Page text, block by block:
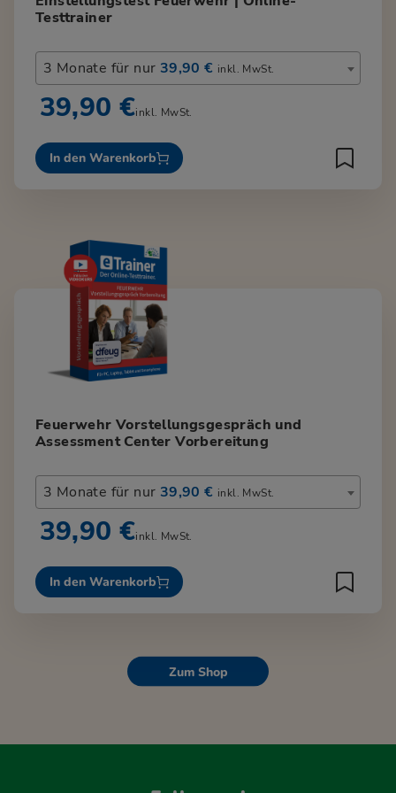
Testtrainer
3 Monate für nur 39,90 € inkl. MwSt.
39,90 €inkl. MwSt.
In den Warenkorb
Feuerwehr Vorstellungsgespräch und
Assessment Center Vorbereitung
3 Monate für nur 39,90 € inkl. MwSt.
39,90 €inkl. MwSt.
In den Warenkorb
Zum Shop